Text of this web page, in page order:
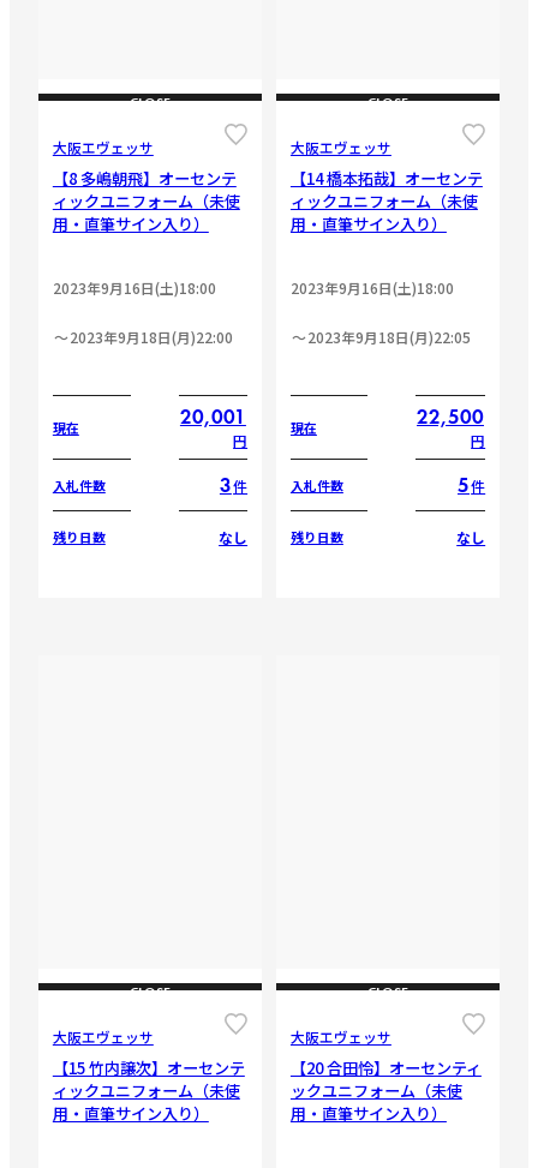
CLOSE
大阪エヴェッサ
【8 多嶋朝飛】オーセンテ
ィックユニフォーム（未使
用・直筆サイン入り）
2023年9月16日(土)18:00
2023年9月18日(月)22:00
現在 20,001
円
入札件数 3件
残り日数 なし
CLOSE
大阪エヴェッサ
【14 橋本拓哉】オーセンテ
ィックユニフォーム（未使
用・直筆サイン入り）
2023年9月16日(土)18:00
2023年9月18日(月)22:05
現在 22,500
円
入札件数 5件
残り日数 なし
CLOSE
大阪エヴェッサ
【15 竹内譲次】オーセンテ
ィックユニフォーム（未使
用・直筆サイン入り）
CLOSE
大阪エヴェッサ
【20 合田怜】オーセンティ
ックユニフォーム（未使
用・直筆サイン入り）